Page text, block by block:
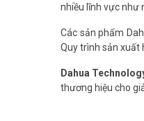
nhiều lĩnh vực như
Các sản phẩm
Quy trình sản xuất
Dahua
thương hiệu cho